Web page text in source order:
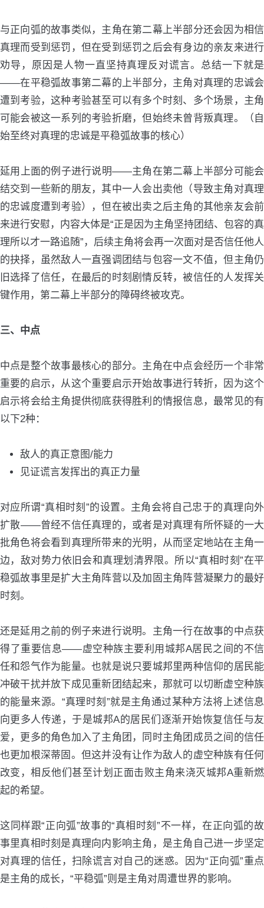
与正向弧的故事类似，主角在第二幕上半部分还会因为相信
真理而受到惩罚，但在受到惩罚之后会有身边的亲友来进行
劝导，原因是人物一直坚持真理反对谎言。总结一下就是
——在平稳弧故事第二幕的上半部分，主角对真理的忠诚会
遭到考验，这种考验甚至可以有多个时刻、多个场景，主角
可能会被这一系列的考验折磨，但始终未曾背叛真理。（自
始至终对真理的忠诚是平稳弧故事的核心）
延用上面的例子进行说明——主角在第二幕上半部分可能会
结交到一些新的朋友，其中一人会出卖他（导致主角对真理
的忠诚度遭到考验），但在被出卖之后主角的其他亲友会前
来进行安慰，内容大体是“正是因为主角坚持团结、包容的真
理所以才一路追随”，后续主角将会再一次面对是否信任他人
的抉择，虽然敌人一直强调团结与包容一文不值，但主角仍
旧选择了信任，在最后的时刻剧情反转，被信任的人发挥关
键作用，第二幕上半部分的障碍终被攻克。
三、中点
中点是整个故事最核心的部分。主角在中点会经历一个非常
重要的启示，从这个重要启示开始故事进行转折，因为这个
启示将会给主角提供彻底获得胜利的情报信息，最常见的有
以下2种：
敌人的真正意图/能力
见证谎言发挥出的真正力量
对应所谓“真相时刻”的设置。主角会将自己忠于的真理向外
扩散——曾经不信任真理的，或者是对真理有所怀疑的一大
批角色将会看到真理所带来的光明，从而坚定地站在主角一
边，敌对势力依旧会和真理划清界限。所以“真相时刻”在平
稳弧故事里是扩大主角阵营以及加固主角阵营凝聚力的最好
时刻。
还是延用之前的例子来进行说明。主角一行在故事的中点获
得了重要信息——虚空种族主要利用城邦A居民之间的不信
任和怨气作为能量。也就是说只要城邦里两种信仰的居民能
冲破干扰并放下成见重新团结起来，那就可以切断虚空种族
的能量来源。“真理时刻”就是主角通过某种方法将上述信息
向更多人传递，于是城邦A的居民们逐渐开始恢复信任与友
爱，更多的角色加入了主角团，同时主角团成员之间的信任
也更加根深蒂固。但这并没有让作为敌人的虚空种族有任何
改变，相反他们甚至计划正面击败主角来浇灭城邦A重新燃
起的希望。
这同样跟“正向弧”故事的“真相时刻”不一样，在正向弧的故
事里真相时刻是真理向内影响主角，是主角自己进一步坚定
对真理的信任，扫除谎言对自己的迷惑。因为“正向弧”重点
是主角的成长，“平稳弧”则是主角对周遭世界的影响。